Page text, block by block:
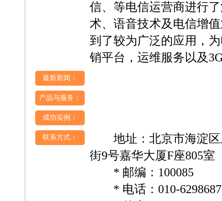
信、等电信运营商进行
术、语音技术及电信增
到了较为广泛的应用，
销平台，运维服务以及
最新新闻：
产品与服务：
成功实例：
联系方式：
地址：北京市海淀区
街9号嘉华大厦F座805室
* 邮编：100085
* 电话：010-